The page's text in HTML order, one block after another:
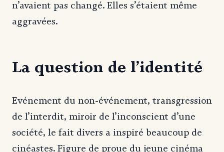
n’avaient pas changé. Elles s’étaient même
aggravées.
La question de l’identité
Evénement du non-événement, transgression
de l’interdit, miroir de l’inconscient d’une
société, le fait divers a inspiré beaucoup de
cinéastes. Figure de proue du jeune cinéma